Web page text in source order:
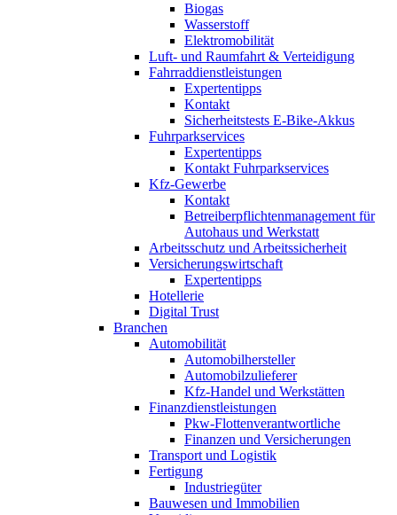
Biogas
Wasserstoff
Elektromobilität
Luft- und Raumfahrt & Verteidigung
Fahrraddienstleistungen
Expertentipps
Kontakt
Sicherheitstests E-Bike-Akkus
Fuhrparkservices
Expertentipps
Kontakt Fuhrparkservices
Kfz-Gewerbe
Kontakt
Betreiberpflichtenmanagement für
Autohaus und Werkstatt
Arbeitsschutz und Arbeitssicherheit
Versicherungswirtschaft
Expertentipps
Hotellerie
Digital Trust
Branchen
Automobilität
Automobilhersteller
Automobilzulieferer
Kfz-Handel und Werkstätten
Finanzdienstleistungen
Pkw‑Flottenverantwortliche
Finanzen und Versicherungen
Transport und Logistik
Fertigung
Industriegüter
Bauwesen und Immobilien